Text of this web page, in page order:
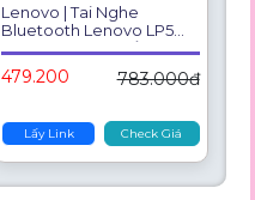
Lenovo | Tai Nghe
Bluetooth Lenovo LP5
TWS Tai Nghe Thể Thao
Không Dây Với Chế Độ
Kép Chơi Game HD Mic &
Nước Trong Tai
479.200 783.000đ
Lấy Link Check Giá